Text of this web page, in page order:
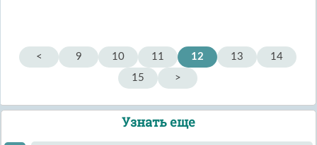
< 9 10 11 12 13
14
15
>
Узнать еще